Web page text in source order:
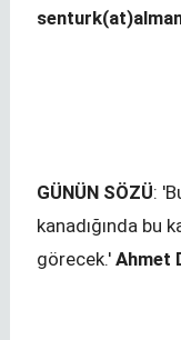
GÜNÜN SÖZÜ:
kanadığında bu
görecek.' Ahmet